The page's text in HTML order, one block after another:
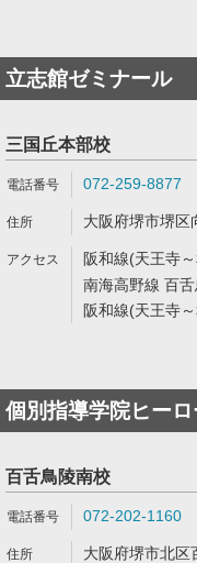
立志館ゼミナール
三国丘本部校
072-259-8877
大阪府堺市堺区
阪和線(天王寺
南海高野線 百
阪和線(天王寺
個別指導学院ヒー
百舌鳥陵南校
072-202-1160
大阪府堺市北区